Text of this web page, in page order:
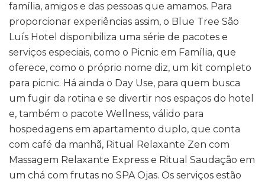
família, amigos e das pessoas que amamos. Para
proporcionar experiências assim, o Blue Tree São
Luís Hotel disponibiliza uma série de pacotes e
serviços especiais, como o Picnic em Família, que
oferece, como o próprio nome diz, um kit completo
para picnic. Há ainda o Day Use, para quem busca
um fugir da rotina e se divertir nos espaços do hotel
e, também o pacote Wellness, válido para
hospedagens em apartamento duplo, que conta
com café da manhã, Ritual Relaxante Zen com
Massagem Relaxante Express e Ritual Saudação em
um chá com frutas no SPA Ojas. Os serviços estão